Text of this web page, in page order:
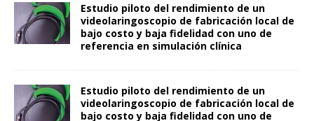
Estudio piloto del rendimiento de un
videolaringoscopio de fabricación local de
bajo costo y baja fidelidad con uno de
referencia en simulación clínica
Estudio piloto del rendimiento de un
videolaringoscopio de fabricación local de
bajo costo y baja fidelidad con uno de